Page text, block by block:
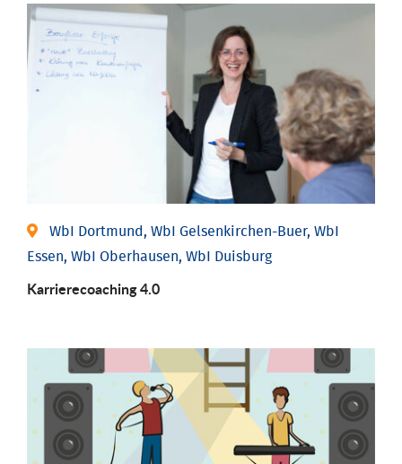
WbI Dortmund, WbI Gelsenkirchen-Buer, WbI
Essen, WbI Oberhausen, WbI Duisburg
Karriere­coaching 4.0